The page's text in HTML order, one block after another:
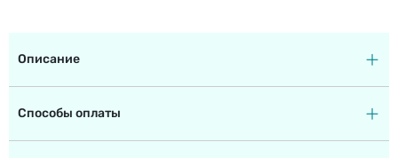
Описание
Способы оплаты